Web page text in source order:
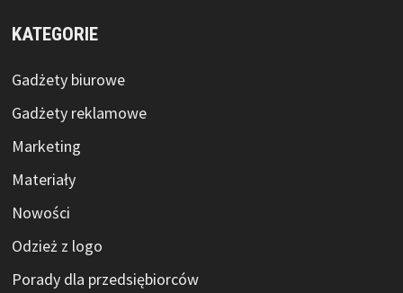
KATEGORIE
Gadżety biurowe
Gadżety reklamowe
Marketing
Materiały
Nowości
Odzież z logo
Porady dla przedsiębiorców